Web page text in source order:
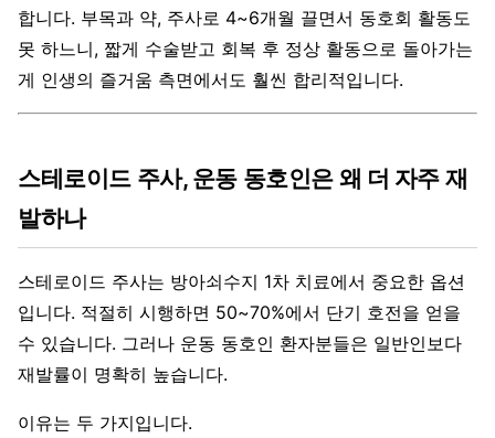
합니다. 부목과 약, 주사로 4~6개월 끌면서 동호회 활동도
못 하느니, 짧게 수술받고 회복 후 정상 활동으로 돌아가는
게 인생의 즐거움 측면에서도 훨씬 합리적입니다.
스테로이드 주사, 운동 동호인은 왜 더 자주 재
발하나
스테로이드 주사는 방아쇠수지 1차 치료에서 중요한 옵션
입니다. 적절히 시행하면 50~70%에서 단기 호전을 얻을
수 있습니다. 그러나 운동 동호인 환자분들은 일반인보다
재발률이 명확히 높습니다.
이유는 두 가지입니다.